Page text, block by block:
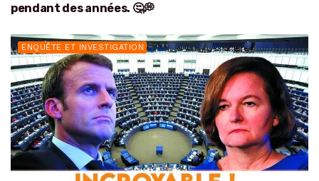
pendant des années. 🤔💭
ENQUÊTE ET INVESTIGATION